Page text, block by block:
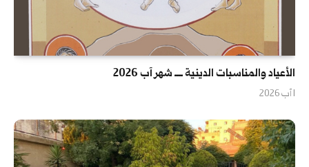
الأعياد والمناسبات الدينية ــــ شهر آب 2026
1 آب 2026